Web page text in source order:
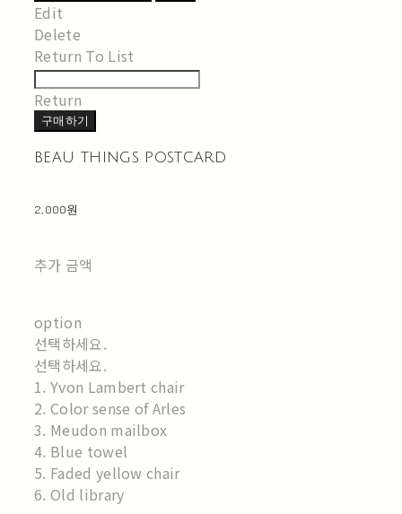
Edit
Delete
Return To List
Return
구매하기
beau things postcard
2,000원
추가 금액
option
선택하세요.
선택하세요.
1. Yvon Lambert chair
2. Color sense of Arles
3. Meudon mailbox
4. Blue towel
5. Faded yellow chair
6. Old library